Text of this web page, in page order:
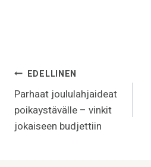
Artikkelien
selaus
EDELLINEN
Parhaat joululahjaideat
poikaystävälle – vinkit
jokaiseen budjettiin